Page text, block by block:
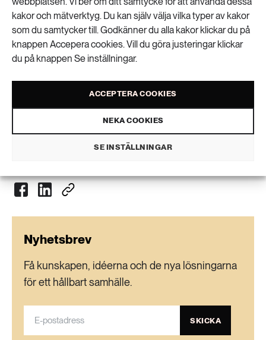
kakor och mätverktyg. Du kan själv välja vilka typer av kakor
som du samtycker till. Godkänner du alla kakor klickar du på
knappen Accepera cookies. Vill du göra justeringar klickar
du på knappen Se inställningar.
ACCEPTERA COOKIES
NEKA COOKIES
SE INSTÄLLNINGAR
antibiotikakoncentrationer som finns i många miljöer
kan leda till höggradig resistens och bidra till
resistensproblematiken, säger professor Dan I
Andersson, huvudansvarig för studien, i ett
Karin Montgomery
VISA KOMMENTARER (0) OCH DELA
Nyhetsbrev
Få kunskapen, idéerna och de nya lösningarna
för ett hållbart samhälle.
SKICKA